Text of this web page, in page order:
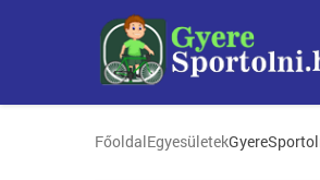
FőoldalEgyesületek